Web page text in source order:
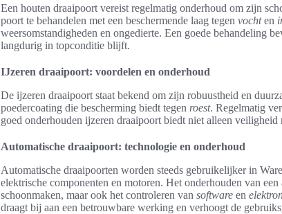
Een houten draaipoort vereist regelmatig onderhoud om zijn
poort te behandelen met een beschermende laag tegen vochten
weersomstandigheden en ongedierte. Een goede behandeling
langdurig in topconditie blijft.
IJzeren draaipoort: voordelen en onderhoud
De ijzeren draaipoort staat bekend om zijn robuustheid en
poedercoating die bescherming biedt tegen roest. Regelmatig
goed onderhouden ijzeren draaipoort biedt niet alleen
Automatische draaipoort: technologie en onderhoud
Automatische draaipoorten worden steeds gebruikelijker in
elektrische componenten en motoren. Het onderhouden van
schoonmaken, maar ook het controleren van software en
draagt bij aan een betrouwbare werking en verhoogt de